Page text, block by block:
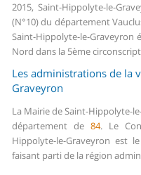
2015, Saint-Hippolyte-le-
(N°10) du département
Saint-Hippolyte-le-Graveyron
Nord dans la 5ème
Les administrations de la
Graveyron
La Mairie de Saint-Hippolyte-
département de 84.Le
Hippolyte-le-Graveyron est
faisant parti de la région